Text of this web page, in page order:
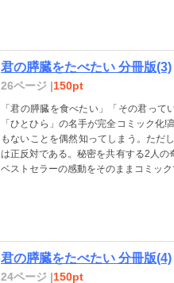
君の膵臓をたべたい 分冊版(3)
26ページ |150pt
「君の膵臓を食べたい」「その君っ
「ひとひら」の名手が完全コミック化
もないことを偶然知ってしまう。ただ
は正反対である。秘密を共有する2人
ベストセラーの感動をそのままコミック
君の膵臓をたべたい 分冊版(4)
24ページ |150pt